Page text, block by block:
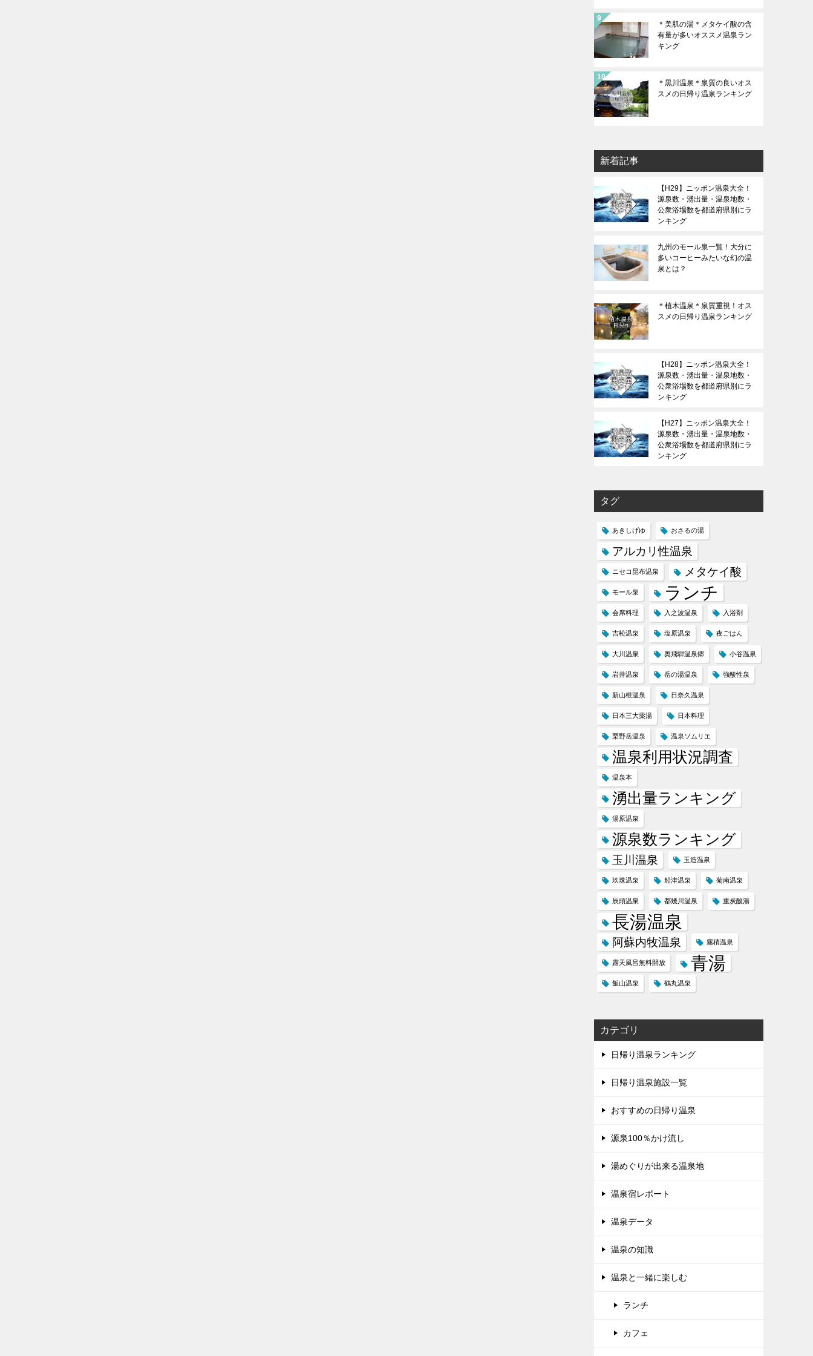
＊美肌の湯＊メタケイ酸の含
有量が多いオススメ温泉ラン
キング
＊黒川温泉＊泉質の良いオス
スメの日帰り温泉ランキング
新着記事
【H29】ニッポン温泉大全！
源泉数・湧出量・温泉地数・
公衆浴場数を都道府県別にラ
ンキング
九州のモール泉一覧！大分に
多いコーヒーみたいな幻の温
泉とは？
＊植木温泉＊泉質重視！オス
スメの日帰り温泉ランキング
【H28】ニッポン温泉大全！
源泉数・湧出量・温泉地数・
公衆浴場数を都道府県別にラ
ンキング
【H27】ニッポン温泉大全！
源泉数・湧出量・温泉地数・
公衆浴場数を都道府県別にラ
ンキング
タグ
あきしげゆ おさるの湯
アルカリ性温泉
ニセコ昆布温泉 メタケイ酸
モール泉 ランチ
会席料理 入之波温泉 入浴剤
吉松温泉 塩原温泉 夜ごはん
大川温泉 奥飛騨温泉郷 小谷温泉
岩井温泉 岳の湯温泉 強酸性泉
新山根温泉 日奈久温泉
日本三大薬湯 日本料理
栗野岳温泉 温泉ソムリエ
温泉利用状況調査
温泉本
湧出量ランキング
湯原温泉
源泉数ランキング
玉川温泉 玉造温泉
玖珠温泉 船津温泉 菊南温泉
辰頭温泉 都幾川温泉 重炭酸湯
長湯温泉
阿蘇内牧温泉 霧積温泉
露天風呂無料開放 青湯
飯山温泉 鶴丸温泉
カテゴリ
日帰り温泉ランキング
日帰り温泉施設一覧
おすすめの日帰り温泉
源泉100％かけ流し
湯めぐりが出来る温泉地
温泉宿レポート
温泉データ
温泉の知識
温泉と一緒に楽しむ
ランチ
カフェ